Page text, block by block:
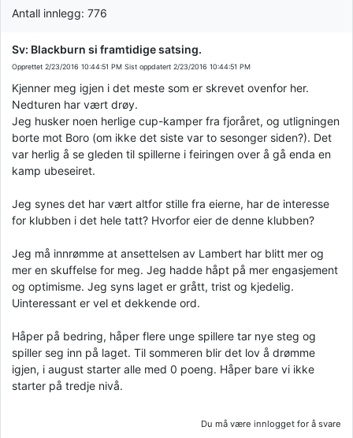
Antall innlegg: 776
Sv: Blackburn si framtidige satsing.
Opprettet 2/23/2016 10:44:51 PM Sist oppdatert 2/23/2016 10:44:51 PM
Kjenner meg igjen i det meste som er skrevet ovenfor her.
Nedturen har vært drøy.
Jeg husker noen herlige cup-kamper fra fjoråret, og utligningen
borte mot Boro (om ikke det siste var to sesonger siden?). Det
var herlig å se gleden til spillerne i feiringen over å gå enda en
kamp ubeseiret.
Jeg synes det har vært altfor stille fra eierne, har de interesse
for klubben i det hele tatt? Hvorfor eier de denne klubben?
Jeg må innrømme at ansettelsen av Lambert har blitt mer og
mer en skuffelse for meg. Jeg hadde håpt på mer engasjement
og optimisme. Jeg syns laget er grått, trist og kjedelig.
Uinteressant er vel et dekkende ord.
Håper på bedring, håper flere unge spillere tar nye steg og
spiller seg inn på laget. Til sommeren blir det lov å drømme
igjen, i august starter alle med 0 poeng. Håper bare vi ikke
starter på tredje nivå.
Du må være innlogget for å svare